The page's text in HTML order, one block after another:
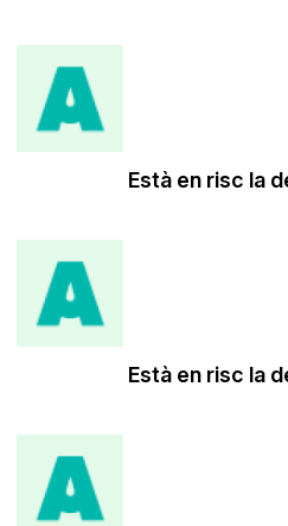
Està en risc la
Està en risc la